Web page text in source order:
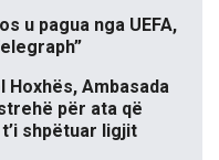
u pagua nga UEFA,
Hoxhës, Ambasada
për ata që
shpëtuar ligjit